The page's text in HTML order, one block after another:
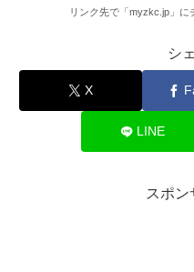
リンク先で「myzkc.jp」に
シ
X
LINE
スポン